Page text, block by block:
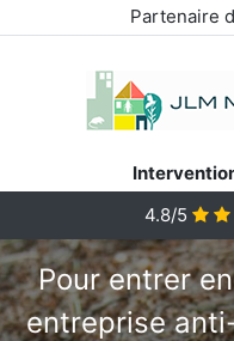
Partenaire
4.8/5
Pour entrer
entreprise